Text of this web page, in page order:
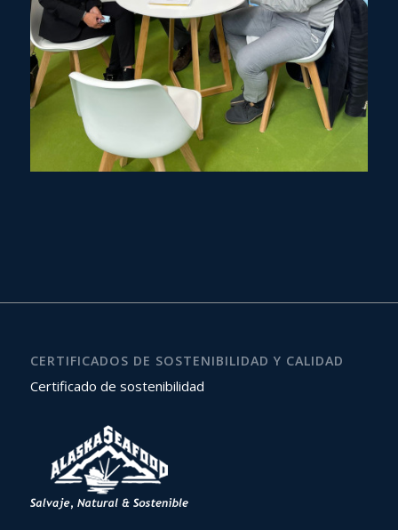
CERTIFICADOS DE SOSTENIBILIDAD Y CALIDAD
Certificado de sostenibilidad